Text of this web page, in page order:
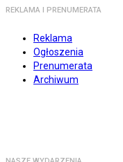
REKLAMA I PRENUMERATA
Reklama
Ogłoszenia
Prenumerata
Archiwum